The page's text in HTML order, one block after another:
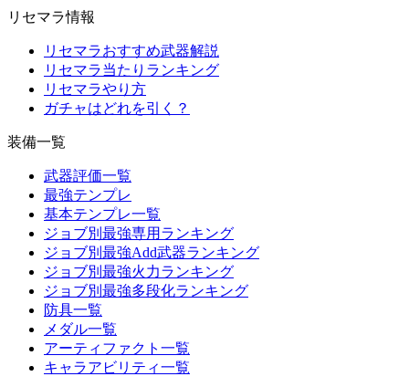
リセマラ情報
リセマラおすすめ武器解説
リセマラ当たりランキング
リセマラやり方
ガチャはどれを引く？
装備一覧
武器評価一覧
最強テンプレ
基本テンプレ一覧
ジョブ別最強専用ランキング
ジョブ別最強Add武器ランキング
ジョブ別最強火力ランキング
ジョブ別最強多段化ランキング
防具一覧
メダル一覧
アーティファクト一覧
キャラアビリティ一覧